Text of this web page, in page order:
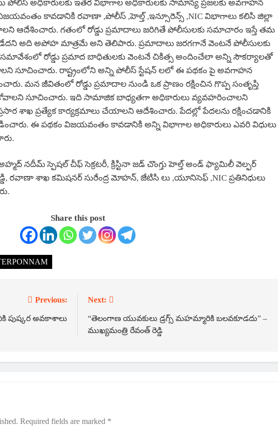
పోలీస్ అధికారులకు ఇతర విభాగాల అధికారులకు సామాన్య ప్రజలకు అవగాహన
కావడానికి రవాణా ,పోలీస్ ,హెల్త్ ,ఇన్సూరెన్స్ ,NIC విభాగాలు కలిసి జిల్లా
ఆదేశించారు. గతంలో రోడ్డు ప్రమాదాలు జరిగితే పోలీసులకు సమాచారం ఇస్తే తమ
అది అపోహ మాత్రమే అని తెలిపారు. ప్రమాదాలు జరగగానే వెంటనే పోలీసులకు
రోడ్డు ప్రమాద బాధితులకు వెంటనే చికిత్స అందించేలా అన్ని సౌకర్యాలతో
సూచించారు. రాష్ట్రంలోని అన్ని పోలీస్ స్టేషన్ లలో ఈ పథకం పై అవగాహన
మన జీవితంలో రోడ్డు ప్రమాదాల నుండి ఒక ప్రాణం రక్షించిన గొప్ప సంతృప్తి
సూచించారు. ఇది సామాజిక బాధ్యతగా అధికారులు వ్యవహరించాలని
శాఖ ప్రత్యేక కార్యక్రమాలు చేయాలని ఆదేశించారు. పేదల్లో పేదలను రక్షించడానికి
ఈ పథకం విజయవంతం కావడానికి అన్ని విభాగాల అధికారులు ఎవరి విధులు
నదీమ్ స్పెషల్ చీఫ్ సెక్రటరీ, క్రిస్టినా జడ్ చొంగ్తు హెల్త్ అండ్ ఫ్యామిలీ వెల్ఫర్
రవాణా శాఖ కమిషనర్ సురేంద్ర మోహన్, జేటిసి లు ,యూనిసెఫ్ ,NIC ప్రతినిధులు
Share this post
Previous:
పుష్కర అవకాశాలు
Next:
“తెలంగాణ యువకులు డ్రగ్స్ మహమ్మారికి బలవకూడదు” –
ముఖ్యమంత్రి రేవంత్ రెడ్డి
Required fields are marked *